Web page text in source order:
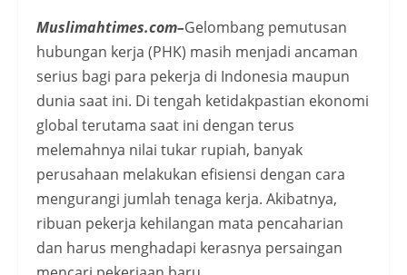
Muslimahtimes.com–Gelombang pemutusan
hubungan kerja (PHK) masih menjadi ancaman
serius bagi para pekerja di Indonesia maupun
dunia saat ini. Di tengah ketidakpastian ekonomi
global terutama saat ini dengan terus
melemahnya nilai tukar rupiah, banyak
perusahaan melakukan efisiensi dengan cara
mengurangi jumlah tenaga kerja. Akibatnya,
ribuan pekerja kehilangan mata pencaharian
dan harus menghadapi kerasnya persaingan